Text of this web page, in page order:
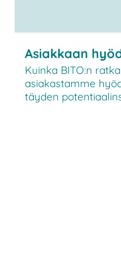
Asiakkaan
Kuinka BITO:n
asiakastamme
täyden